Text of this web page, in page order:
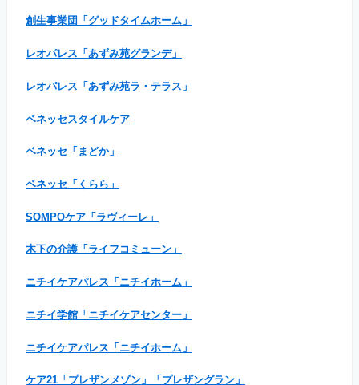
創生事業団「グッドタイムホーム」
レオパレス「あずみ苑グランデ」
レオパレス「あずみ苑ラ・テラス」
ベネッセスタイルケア
ベネッセ「まどか」
ベネッセ「くらら」
SOMPOケア「ラヴィーレ」
木下の介護「ライフコミューン」
ニチイケアパレス「ニチイホーム」
ニチイ学館「ニチイケアセンター」
ニチイケアパレス「ニチイホーム」
ケア21「プレザンメゾン」「プレザングラン」